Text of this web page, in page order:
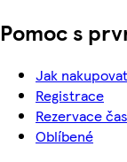
Pomoc s
Jak nakupovat
Registrace
Rezervace
Oblíbené